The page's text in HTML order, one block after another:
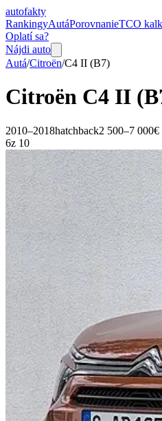
autofakty
RankingyAutáPorovnanieTCO
Oplatí sa?
Nájdi auto
Autá/Citroën/C4 II (B7)
Citroën C4 II
2010–2018hatchback2 500–7 000€
6z 10